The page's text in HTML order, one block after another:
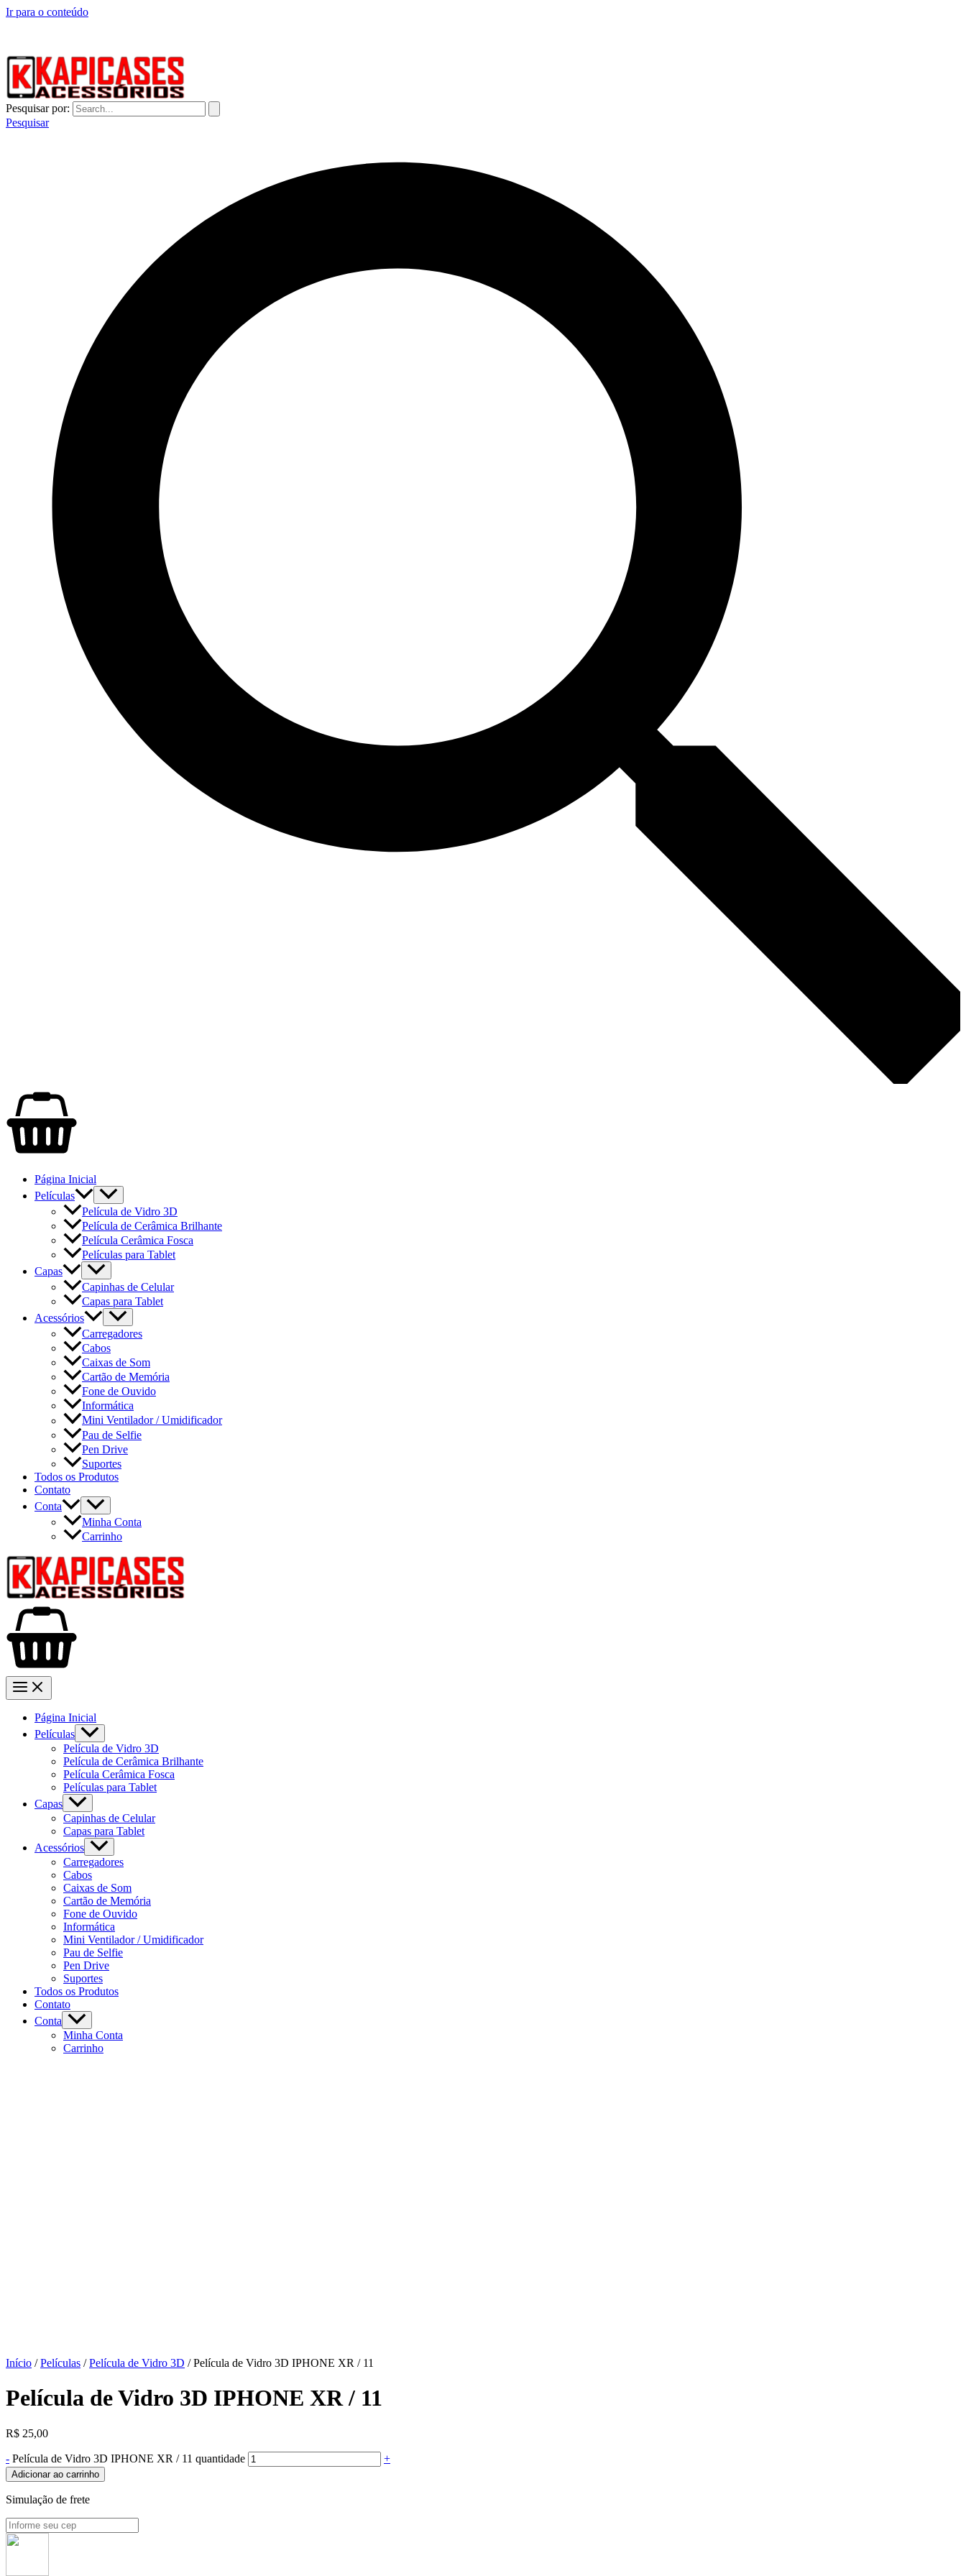
Ir para o conteúdo
Pesquisar por:
Pesquisar
Página Inicial
Películas
Película de Vidro 3D
Película de Cerâmica Brilhante
Película Cerâmica Fosca
Películas para Tablet
Capas
Capinhas de Celular
Capas para Tablet
Acessórios
Carregadores
Cabos
Caixas de Som
Cartão de Memória
Fone de Ouvido
Informática
Mini Ventilador / Umidificador
Pau de Selfie
Pen Drive
Suportes
Todos os Produtos
Contato
Conta
Minha Conta
Carrinho
Página Inicial
Películas
Película de Vidro 3D
Película de Cerâmica Brilhante
Película Cerâmica Fosca
Películas para Tablet
Capas
Capinhas de Celular
Capas para Tablet
Acessórios
Carregadores
Cabos
Caixas de Som
Cartão de Memória
Fone de Ouvido
Informática
Mini Ventilador / Umidificador
Pau de Selfie
Pen Drive
Suportes
Todos os Produtos
Contato
Conta
Minha Conta
Carrinho
Início /Películas /Película de Vidro 3D / Película de Vidro 3D IPHONE XR / 11
Película de Vidro 3D IPHONE XR / 11
R$ 25,00
- Película de Vidro 3D IPHONE XR / 11 quantidade +
Adicionar ao carrinho
Simulação de frete